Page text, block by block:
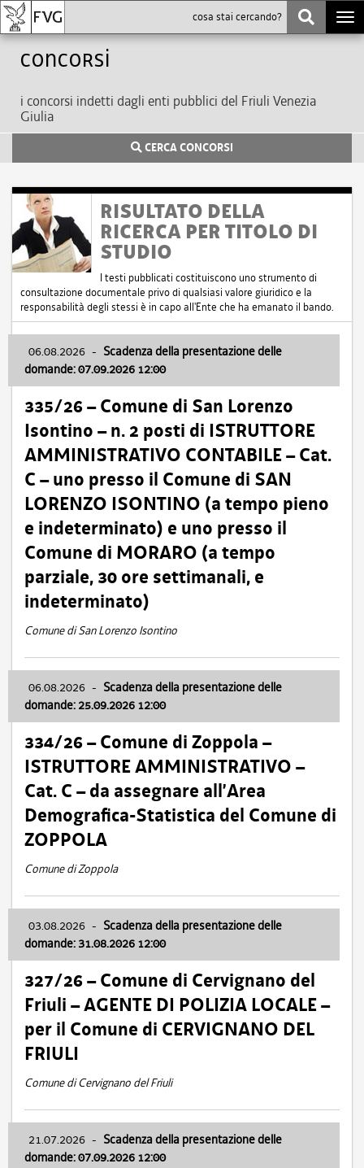
Concorsi
i concorsi indetti dagli enti pubblici del Friuli Venezia
Giulia
CERCA CONCORSI
RISULTATO DELLA
RICERCA PER TITOLO DI
STUDIO
I testi pubblicati costituiscono uno strumento di
consultazione documentale privo di qualsiasi valore giuridico e la
responsabilità degli stessi è in capo all'Ente che ha emanato il bando.
06.08.2026 - Scadenza della presentazione delle
domande: 07.09.2026 12:00
335/26 – Comune di San Lorenzo
Isontino – n. 2 posti di ISTRUTTORE
AMMINISTRATIVO CONTABILE – Cat.
C – uno presso il Comune di SAN
LORENZO ISONTINO (a tempo pieno
e indeterminato) e uno presso il
Comune di MORARO (a tempo
parziale, 30 ore settimanali, e
indeterminato)
Comune di San Lorenzo Isontino
06.08.2026 - Scadenza della presentazione delle
domande: 25.09.2026 12:00
334/26 – Comune di Zoppola –
ISTRUTTORE AMMINISTRATIVO –
Cat. C – da assegnare all’Area
Demografica-Statistica del Comune di
ZOPPOLA
Comune di Zoppola
03.08.2026 - Scadenza della presentazione delle
domande: 31.08.2026 12:00
327/26 – Comune di Cervignano del
Friuli – AGENTE DI POLIZIA LOCALE –
per il Comune di CERVIGNANO DEL
FRIULI
Comune di Cervignano del Friuli
21.07.2026 - Scadenza della presentazione delle
domande: 07.09.2026 12:00